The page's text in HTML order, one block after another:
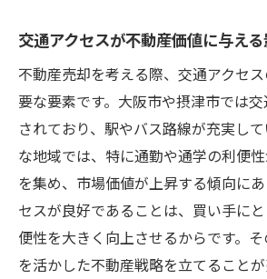
契約締結後のスムーズな引
地域特性を活かした大阪市摂津
最大化戦略
リノベーションがもたらす
エコフレンドリーな改善で
プライベートスペースの活
外観の魅力を高めるための
地域特性を反映したインテ
交通アクセスが不動産価値に与え
不動産売却を考える際、交通アクセ
要な要素です。大阪市や摂津市では
されており、駅やバス路線が充実し
な地域では、特に通勤や通学の利便
を集め、市場価値が上昇する傾向に
セスが良好であることは、買い手に
便性を大きく向上させるからです。
を活かした不動産戦略を立てること